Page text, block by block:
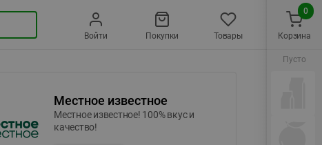
Войти Покупки Товары
Местное известное
Местное известное! 100% вкус и
качество!
Корзина
0
Пусто